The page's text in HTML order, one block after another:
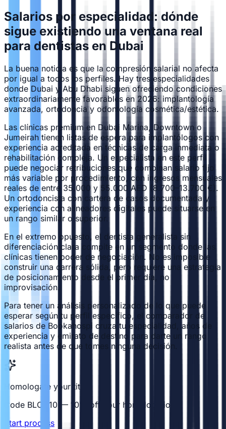
Salarios por especialidad: dónde
sigue existiendo una ventana real
para dentistas en Dubai
La buena noticia es que la compresión salarial no afecta
por igual a todos los perfiles. Hay tres especialidades
donde Dubai y Abu Dhabi siguen ofreciendo condiciones
extraordinariamente favorables en 2026: implantología
avanzada, ortodoncia y odontología cosmética/estética.
Las clínicas premium en Dubai Marina, Downtown o
Jumeirah tienen listas de espera para implantólogos con
experiencia acreditada en técnicas de carga inmediata o
rehabilitación compleja. Un especialista en este perfil
puede negociar retribuciones que combinan salario fijo
más variable por procedimiento, con ingresos mensuales
reales de entre 35.000 y 55.000 AED (8.700–13.700 €).
Un ortodoncista con cartera de casos documentada y
experiencia con alineadores digitales puede situarse en
un rango similar o superior.
En el extremo opuesto, el dentista generalista sin
diferenciación clara compite en un segmento donde las
clínicas tienen poder de negociación. No es imposible
construir una carrera sólida, pero requiere una estrategia
de posicionamiento desde el primer día, no
improvisación.
Para tener un análisis personalizado de lo que puede
esperar según tu perfil específico, el comparador de
salarios de Bookahospi cruza tu especialidad, años de
experiencia y emirato de destino para darte un rango
realista antes de que tomes ninguna decisión.
Homologate your title
Code BLOG10 — 10% off your homologation
Start process